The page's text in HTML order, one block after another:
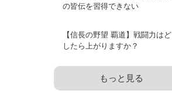
の皆伝を習得できない
【信長の野望 覇道】戦闘力はど
したら上がりますか？
もっと見る